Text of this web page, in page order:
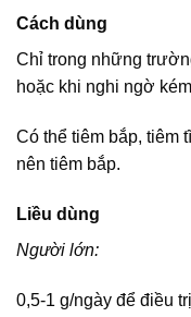
Cách dùng
Chỉ trong những
hoặc khi nghi ngờ
Có thể tiêm bắp, tiêm
nên tiêm bắp.
Liều dùng
Người lớn:
0,5-1 g/ngày để điều